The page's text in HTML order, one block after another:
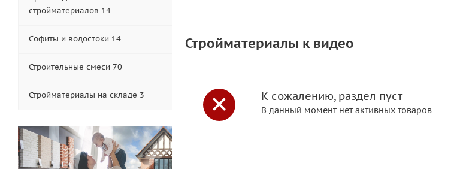
Стройматериалы к видео
К сожалению, раздел пуст
В данный момент нет активных товаров
стройматериалов 14
Софиты и водостоки 14
Строительные смеси 70
Стройматериалы на складе 3